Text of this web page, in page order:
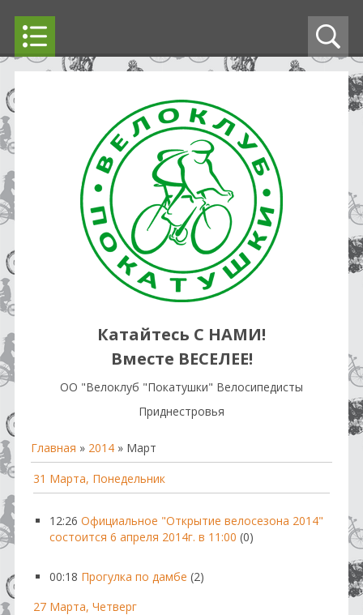
Катайтесь С НАМИ!
Вместе ВЕСЕЛЕЕ!
OO "Велоклуб "Покатушки" Велосипедисты
Приднестровья
Главная » 2014 » Март
31 Марта, Понедельник
12:26 Официальное "Открытие велосезона 2014"
состоится 6 апреля 2014г. в 11:00 (0)
00:18 Прогулка по дамбе (2)
27 Марта, Четверг